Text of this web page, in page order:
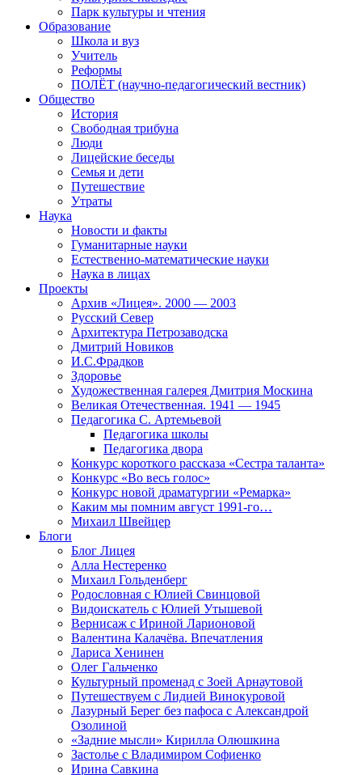
Парк культуры и чтения
Образование
Школа и вуз
Учитель
Реформы
ПОЛЁТ (научно-педагогический вестник)
Общество
История
Свободная трибуна
Люди
Лицейские беседы
Семья и дети
Путешествие
Утраты
Наука
Новости и факты
Гуманитарные науки
Естественно-математические науки
Наука в лицах
Проекты
Архив «Лицея». 2000 — 2003
Русский Север
Архитектура Петрозаводска
Дмитрий Новиков
И.С.Фрадков
Здоровье
Художественная галерея Дмитрия Москина
Великая Отечественная. 1941 — 1945
Педагогика С. Артемьевой
Педагогика школы
Педагогика двора
Конкурс короткого рассказа «Сестра таланта»
Конкурс «Во весь голос»
Конкурс новой драматургии «Ремарка»
Каким мы помним август 1991-го…
Михаил Швейцер
Блоги
Блог Лицея
Алла Нестеренко
Михаил Гольденберг
Родословная с Юлией Свинцовой
Видоискатель с Юлией Утышевой
Вернисаж с Ириной Ларионовой
Валентина Калачёва. Впечатления
Лариса Хенинен
Олег Гальченко
Культурный променад с Зоей Арнаутовой
Путешествуем с Лидией Винокуровой
Лазурный Берег без пафоса с Александрой
Озолиной
«Задние мысли» Кирилла Олюшкина
Застолье с Владимиром Софиенко
Ирина Савкина